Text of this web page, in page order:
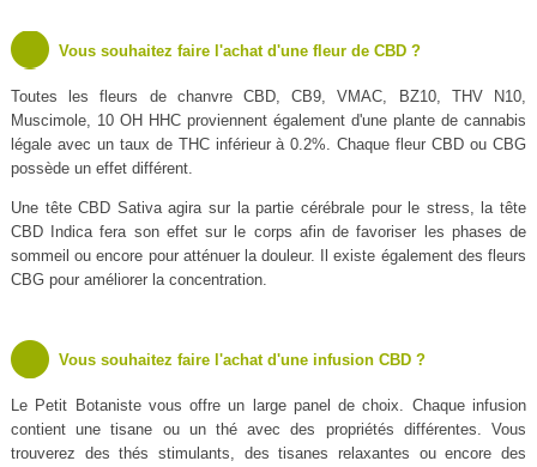
Vous souhaitez faire l'achat d'une fleur de CBD ?
Toutes les fleurs de chanvre CBD, CB9, VMAC, BZ10, THV N10,
Muscimole, 10 OH HHC proviennent également d'une plante de cannabis
légale avec un taux de THC inférieur à 0.2%. Chaque fleur CBD ou CBG
possède un effet différent.
Une tête CBD Sativa agira sur la partie cérébrale pour le stress, la tête
CBD Indica fera son effet sur le corps afin de favoriser les phases de
sommeil ou encore pour atténuer la douleur. Il existe également des fleurs
CBG pour améliorer la concentration.
Vous souhaitez faire l'achat d'une infusion CBD ?
Le Petit Botaniste vous offre un large panel de choix. Chaque infusion
contient une tisane ou un thé avec des propriétés différentes. Vous
trouverez des thés stimulants, des tisanes relaxantes ou encore des